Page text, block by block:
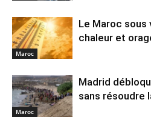
Maroc
Le Maroc sous
chaleur et
Maroc
Madrid
sans résoudre